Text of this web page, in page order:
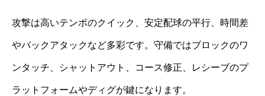
攻撃は高いテンポのクイック、安定配球の平行、時間差
やバックアタックなど多彩です。守備ではブロックのワ
ンタッチ、シャットアウト、コース修正、レシーブのプ
ラットフォームやディグが鍵になります。